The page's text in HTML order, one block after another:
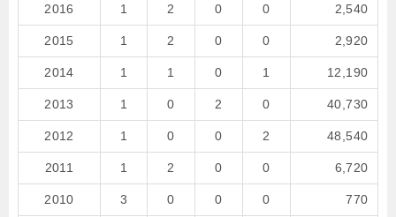
2016 1 2 0 0 2,540
2015 1 2 0 0 2,920
2014 1 1 0 1 12,190
2013 1 0 2 0 40,730
2012 1 0 0 2 48,540
2011 1 2 0 0 6,720
2010 3 0 0 0 770